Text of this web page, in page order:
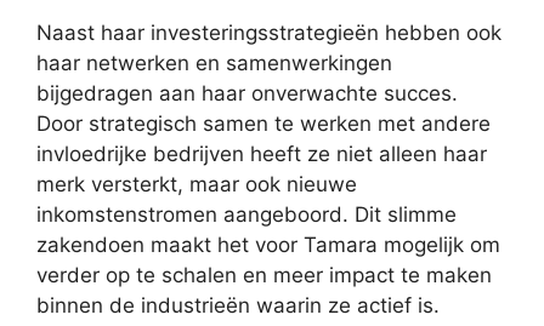
Naast haar investeringsstrategieën hebben ook
haar netwerken en samenwerkingen
bijgedragen aan haar onverwachte succes.
Door strategisch samen te werken met andere
invloedrijke bedrijven heeft ze niet alleen haar
merk versterkt, maar ook nieuwe
inkomstenstromen aangeboord. Dit slimme
zakendoen maakt het voor Tamara mogelijk om
verder op te schalen en meer impact te maken
binnen de industrieën waarin ze actief is.